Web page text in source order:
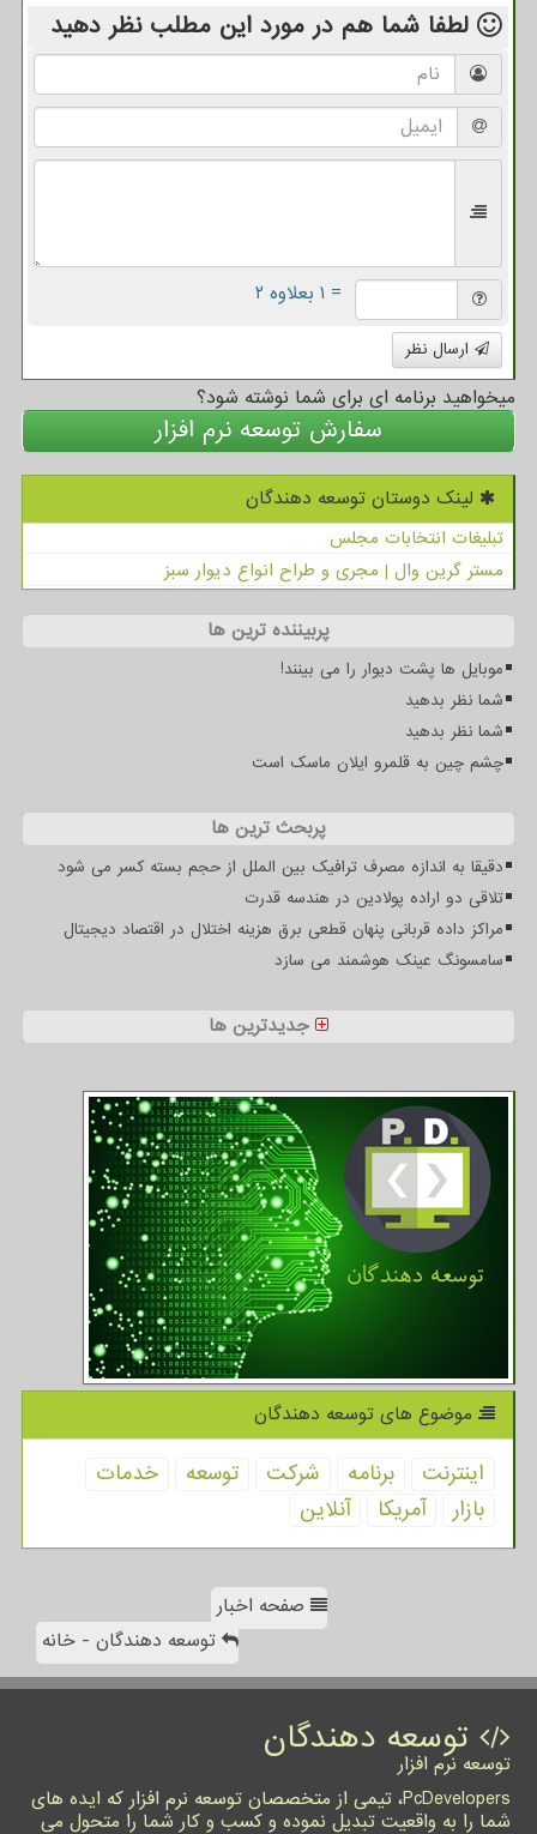
لطفا شما هم در مورد این مطلب نظر دهید
= ۱ بعلاوه ۲
ارسال نظر
میخواهید برنامه ای برای شما نوشته شود؟
سفارش توسعه نرم افزار
لینک دوستان توسعه دهندگان
تبلیغات انتخابات مجلس
مستر گرین وال | مجری و طراح انواع دیوار سبز
پربیننده ترین ها
موبایل ها پشت دیوار را می بینند!
شما نظر بدهید
شما نظر بدهید
چشم چین به قلمرو ایلان ماسک است
پربحث ترین ها
دقیقا به اندازه مصرف ترافیک بین الملل از حجم بسته کسر می شود
تلاقی دو اراده پولادین در هندسه قدرت
مراکز داده قربانی پنهان قطعی برق هزینه اختلال در اقتصاد دیجیتال
سامسونگ عینک هوشمند می سازد
جدیدترین ها
موضوع های توسعه دهندگان
اینترنت برنامه شركت توسعه
خدمات
بازار
آمریكا آنلاین
صفحه اخبار
توسعه دهندگان - خانه
توسعه دهندگان
توسعه نرم افزار
PcDevelopers، تیمی از متخصصان توسعه نرم افزار که ایده های
شما را به واقعیت تبدیل نموده و کسب و کار شما را متحول می